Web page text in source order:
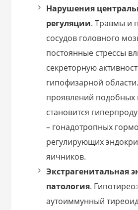
Нарушения
регуляции. Травмы и
сосудов головного
постоянные стрессы
секреторную
гипофизарной
проявлений
становится
– гонадотропных
регулирующих
яичников.
Экстрагенитальная
патология.
аутоиммунный